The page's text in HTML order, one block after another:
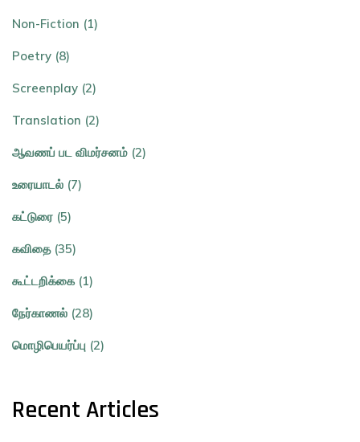
Non-Fiction (1)
Poetry (8)
Screenplay (2)
Translation (2)
ஆவணப் பட விமர்சனம் (2)
உரையாடல் (7)
கட்டுரை (5)
கவிதை (35)
கூட்டறிக்கை (1)
நேர்காணல் (28)
மொழிபெயர்ப்பு (2)
Recent Articles